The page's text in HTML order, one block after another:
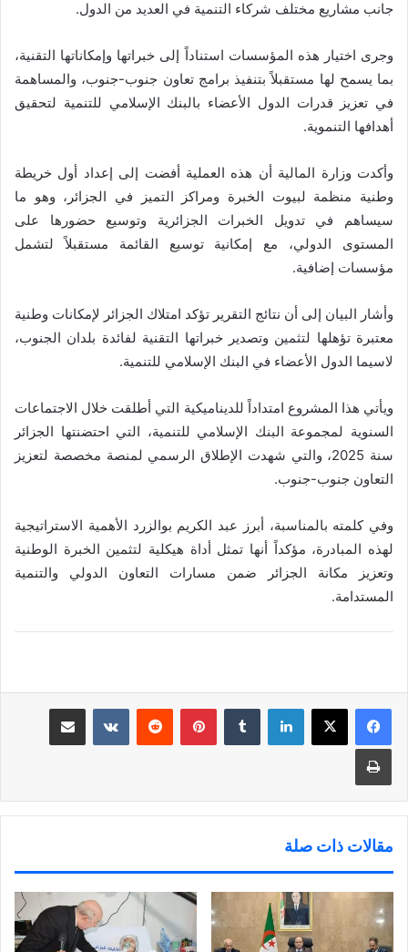
جانب مشاريع مختلف شركاء التنمية في العديد من الدول.
وجرى اختيار هذه المؤسسات استناداً إلى خبراتها وإمكاناتها التقنية،
بما يسمح لها مستقبلاً بتنفيذ برامج تعاون جنوب-جنوب، والمساهمة
في تعزيز قدرات الدول الأعضاء بالبنك الإسلامي للتنمية لتحقيق
أهدافها التنموية.
وأكدت وزارة المالية أن هذه العملية أفضت إلى إعداد أول خريطة
وطنية منظمة لبيوت الخبرة ومراكز التميز في الجزائر، وهو ما
سيساهم في تدويل الخبرات الجزائرية وتوسيع حضورها على
المستوى الدولي، مع إمكانية توسيع القائمة مستقبلاً لتشمل
مؤسسات إضافية.
وأشار البيان إلى أن نتائج التقرير تؤكد امتلاك الجزائر لإمكانات وطنية
معتبرة تؤهلها لتثمين وتصدير خبراتها التقنية لفائدة بلدان الجنوب،
لاسيما الدول الأعضاء في البنك الإسلامي للتنمية.
ويأتي هذا المشروع امتداداً للديناميكية التي أطلقت خلال الاجتماعات
السنوية لمجموعة البنك الإسلامي للتنمية، التي احتضنتها الجزائر
سنة 2025، والتي شهدت الإطلاق الرسمي لمنصة مخصصة لتعزيز
التعاون جنوب-جنوب.
وفي كلمته بالمناسبة، أبرز عبد الكريم بوالزرد الأهمية الاستراتيجية
لهذه المبادرة، مؤكداً أنها تمثل أداة هيكلية لتثمين الخبرة الوطنية
وتعزيز مكانة الجزائر ضمن مسارات التعاون الدولي والتنمية
المستدامة.
لينكدإن بينتيريست
مقالات ذات صلة